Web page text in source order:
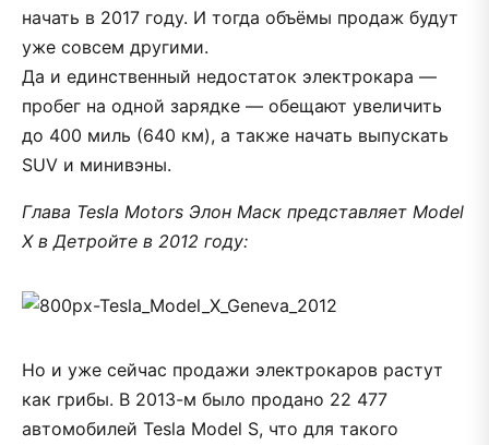
начать в 2017 году. И тогда объёмы продаж будут
уже совсем другими.
Да и единственный недостаток электрокара —
пробег на одной зарядке — обещают увеличить
до 400 миль (640 км), а также начать выпускать
SUV и минивэны.
Глава Tesla Motors Элон Маск представляет Model
X в Детройте в 2012 году:
Но и уже сейчас продажи электрокаров растут
как грибы. В 2013-м было продано 22 477
автомобилей Tesla Model S, что для такого